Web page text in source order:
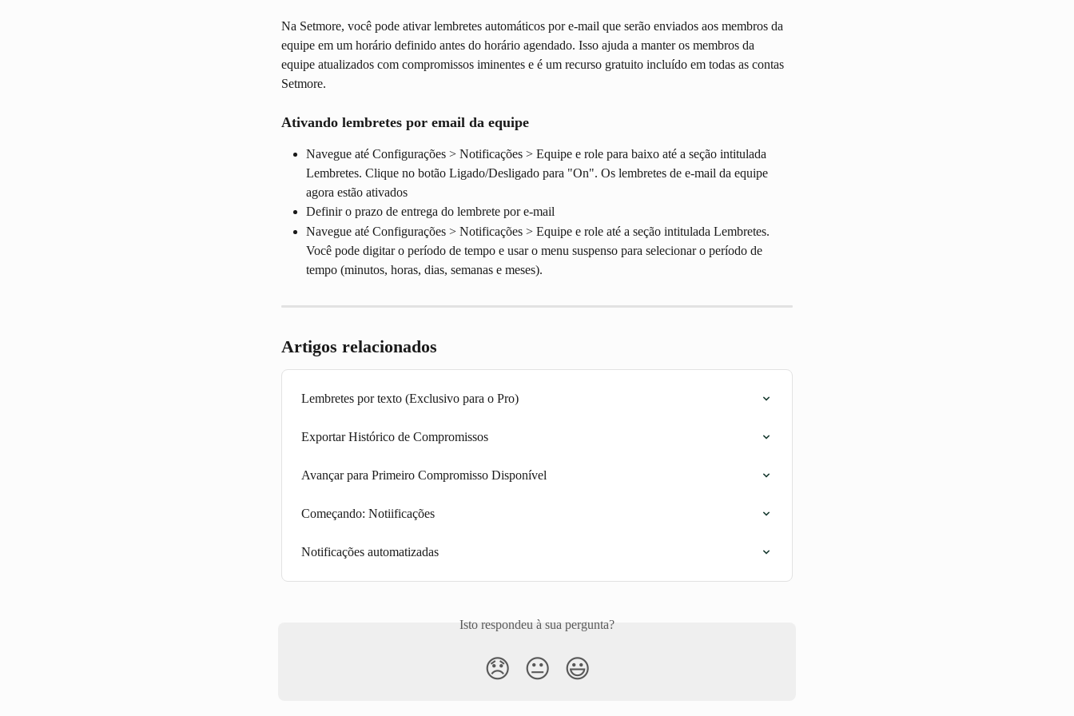
Na Setmore, você pode ativar lembretes automáticos por e-mail que serão enviados aos membros da
equipe em um horário definido antes do horário agendado. Isso ajuda a manter os membros da
equipe atualizados com compromissos iminentes e é um recurso gratuito incluído em todas as contas
Setmore.
Ativando lembretes por email da equipe
Navegue até Configurações > Notificações > Equipe e role para baixo até a seção intitulada
Lembretes. Clique no botão Ligado/Desligado para "On". Os lembretes de e-mail da equipe
agora estão ativados
Definir o prazo de entrega do lembrete por e-mail
Navegue até Configurações > Notificações > Equipe e role até a seção intitulada Lembretes.
Você pode digitar o período de tempo e usar o menu suspenso para selecionar o período de
tempo (minutos, horas, dias, semanas e meses).
Artigos relacionados
Lembretes por texto (Exclusivo para o Pro)
Exportar Histórico de Compromissos
Avançar para Primeiro Compromisso Disponível
Começando: Notiificações
Notificações automatizadas
Isto respondeu à sua pergunta?
😞 😐 😃